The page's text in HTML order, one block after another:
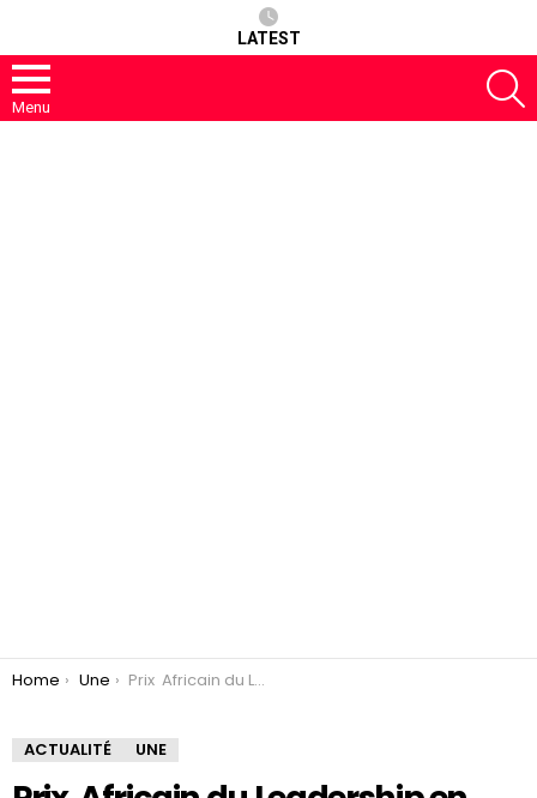
LATEST
Menu
You are here:
Home Une Prix Africain du Leadership en Santé : Yaoundé accueille la deuxième édition du 27 au 29 novembre 2024
ACTUALITÉ UNE